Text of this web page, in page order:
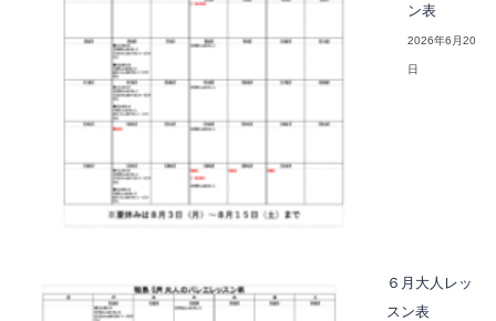
ン表
2026年6月20
日
６月大人レッ
スン表